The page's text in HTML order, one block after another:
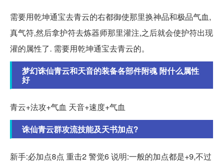
需要用乾坤通宝去青云的右都御使那里换神品和极品气血,
真气符,然后拿护符去炼器师那里灌注,之后就会使护符出现
灌的属性了. 需要用乾坤通宝去青云的。
梦幻诛仙青云和天音的装备各部件附魂 附什么属性
好
青云+法攻+气血 天音+速度+气血
诛仙青云群攻流技能及天书加点?
新手:必加点8点 重击2 警觉6 说明:一般的加点都是+9,不过